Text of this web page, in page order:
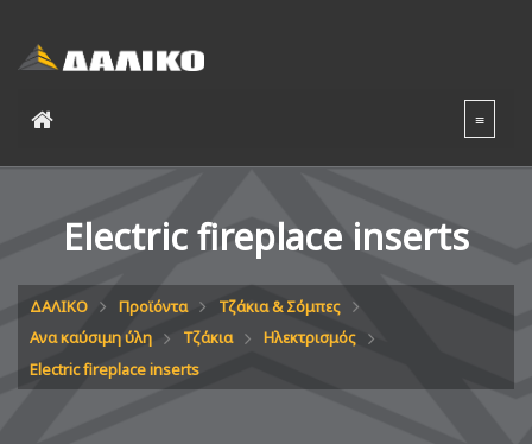
Electric fireplace inserts
ΔΑΛΙΚΟ Προϊόντα
Τζάκια & Σόμπες
Ανα καύσιμη ύλη
Τζάκια
Ηλεκτρισμός
Electric fireplace inserts